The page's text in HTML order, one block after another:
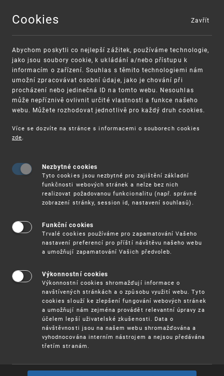
MENU
VAROVÁNÍ
Finanční podpora
Vynálezy / Patenty
Užitnévzory
Ochrannéznámky
Cookies
Abychom poskytli co nejlepší zážitek, používáme technologie,
jako jsou soubory cookie, k ukládání a/nebo přístupu k
informacím o zařízení. Souhlas s těmito technologiemi nám
umožní zpracovávat osobní údaje, jako je chování při
procházení nebo jedinečná ID na tomto webu. Nesouhlas
může nepříznivě ovlivnit určité vlastnosti a funkce našeho
webu. Můžete rozhodovat jednotlivě pro každý druh cookies.
Více se dozvíte na stránce s informacemi o souborech cookies
zde.
Nezbytné cookies
Tyto cookies jsou nezbytné pro zajištění základní
funkčnosti webových stránek a nelze bez nich
realizovat požadovanou funkcionalitu (např. správné
zobrazení stránky, session id, nastavení souhlasů).
Funkční cookies
Trvalé cookies používáme pro zapamatování Vašeho
nastavení preferencí pro příští návštěvu našeho webu
a umožňují zapamatování Vašich předvoleb.
Výkonnostní cookies
Výkonnostní cookies shromažďují informace o
navštívených stránkách a o způsobu využití webu. Tyto
cookies slouží ke zlepšení fungování webových stránek
a umožňují nám zejména provádět relevantní úpravy za
účelem lepší uživatelské zkušenosti. Data o
návštěvnosti jsou na našem webu shromažďována a
vyhodnocována interním nástrojem a nejsou předávána
třetím stranám.
Zavřít